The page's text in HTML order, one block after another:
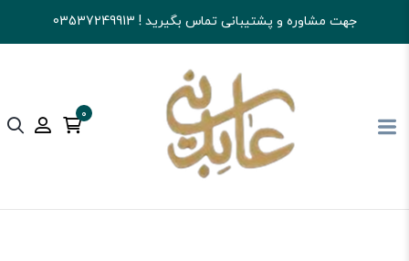
جهت مشاوره و پشتیبانی تماس بگیرید ! 03537249913
0
آجیل و خشکبار عابدینی تنقلات بیسکوییت